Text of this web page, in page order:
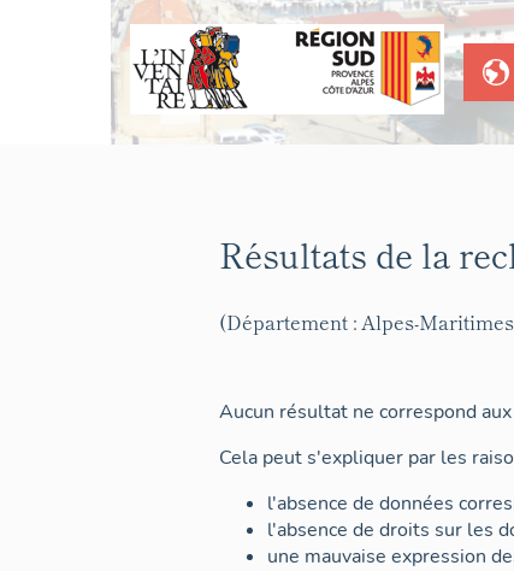
Résultats de la
(Département : Alpes-
Aucun résultat ne correspond
Cela peut s'expliquer par les
l'absence de données
l'absence de droits sur les
une mauvaise expression